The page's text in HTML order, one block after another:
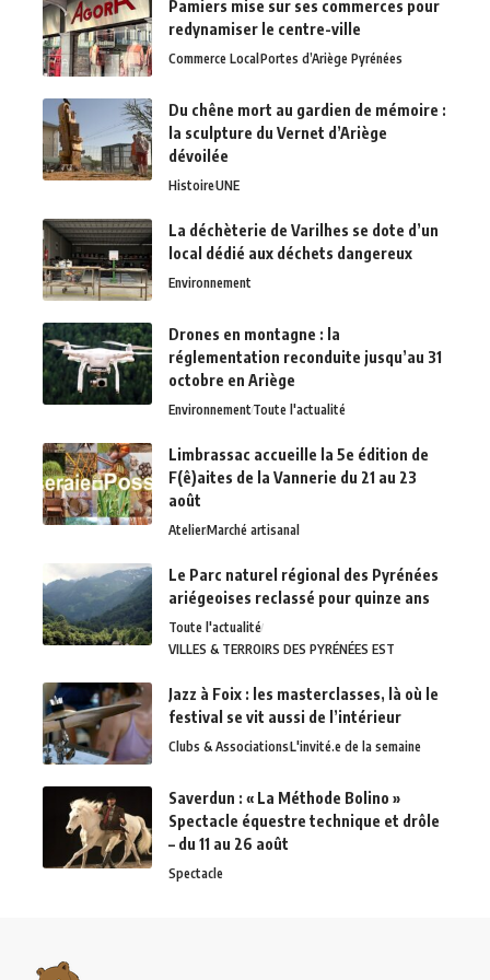
Pamiers mise sur ses commerces pour
redynamiser le centre-ville
Commerce LocalPortes d’Ariège Pyrénées
Du chêne mort au gardien de mémoire :
la sculpture du Vernet d’Ariège
dévoilée
HistoireUNE
La déchèterie de Varilhes se dote d’un
local dédié aux déchets dangereux
Environnement
Drones en montagne : la
réglementation reconduite jusqu’au 31
octobre en Ariège
EnvironnementToute l'actualité
Limbrassac accueille la 5e édition de
F(ê)aites de la Vannerie du 21 au 23
août
AtelierMarché artisanal
Le Parc naturel régional des Pyrénées
ariégeoises reclassé pour quinze ans
Toute l'actualité
VILLES & TERROIRS DES PYRÉNÉES EST
Jazz à Foix : les masterclasses, là où le
festival se vit aussi de l’intérieur
Clubs & AssociationsL'invité.e de la semaine
Saverdun : « La Méthode Bolino »
Spectacle équestre technique et drôle
– du 11 au 26 août
Spectacle